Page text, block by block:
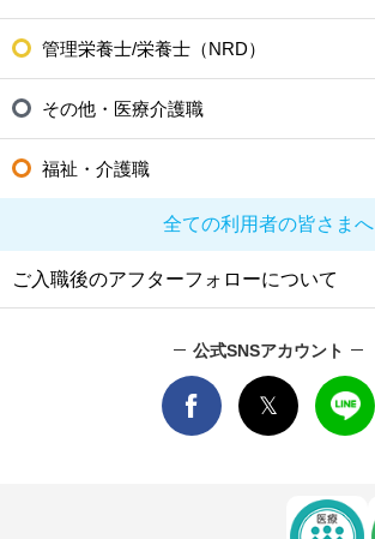
管理栄養士/栄養士（NRD）
その他・医療介護職
福祉・介護職
全ての利用者の皆さまへ
ご入職後のアフターフォローについて
公式SNSアカウント